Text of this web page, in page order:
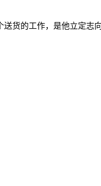
货的工作，是他立定